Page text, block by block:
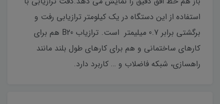
استفاده از این دستگاه در یک کیلومتر ترازیابی رفت و
برگشتی برابر 0.7 میلیمتر است. ترازیاب B20 هم برای
کارهای ساختمانی و هم برای کارهای طول بلند مانند
راهسازی، شبکه فاضلاب و … کاربرد دارد.